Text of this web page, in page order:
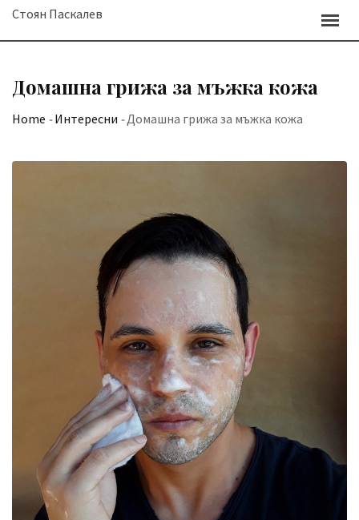
SkipСтоян Паскалев
Домашна грижа за мъжка кожа
Home -Интересни -Домашна грижа за мъжка кожа